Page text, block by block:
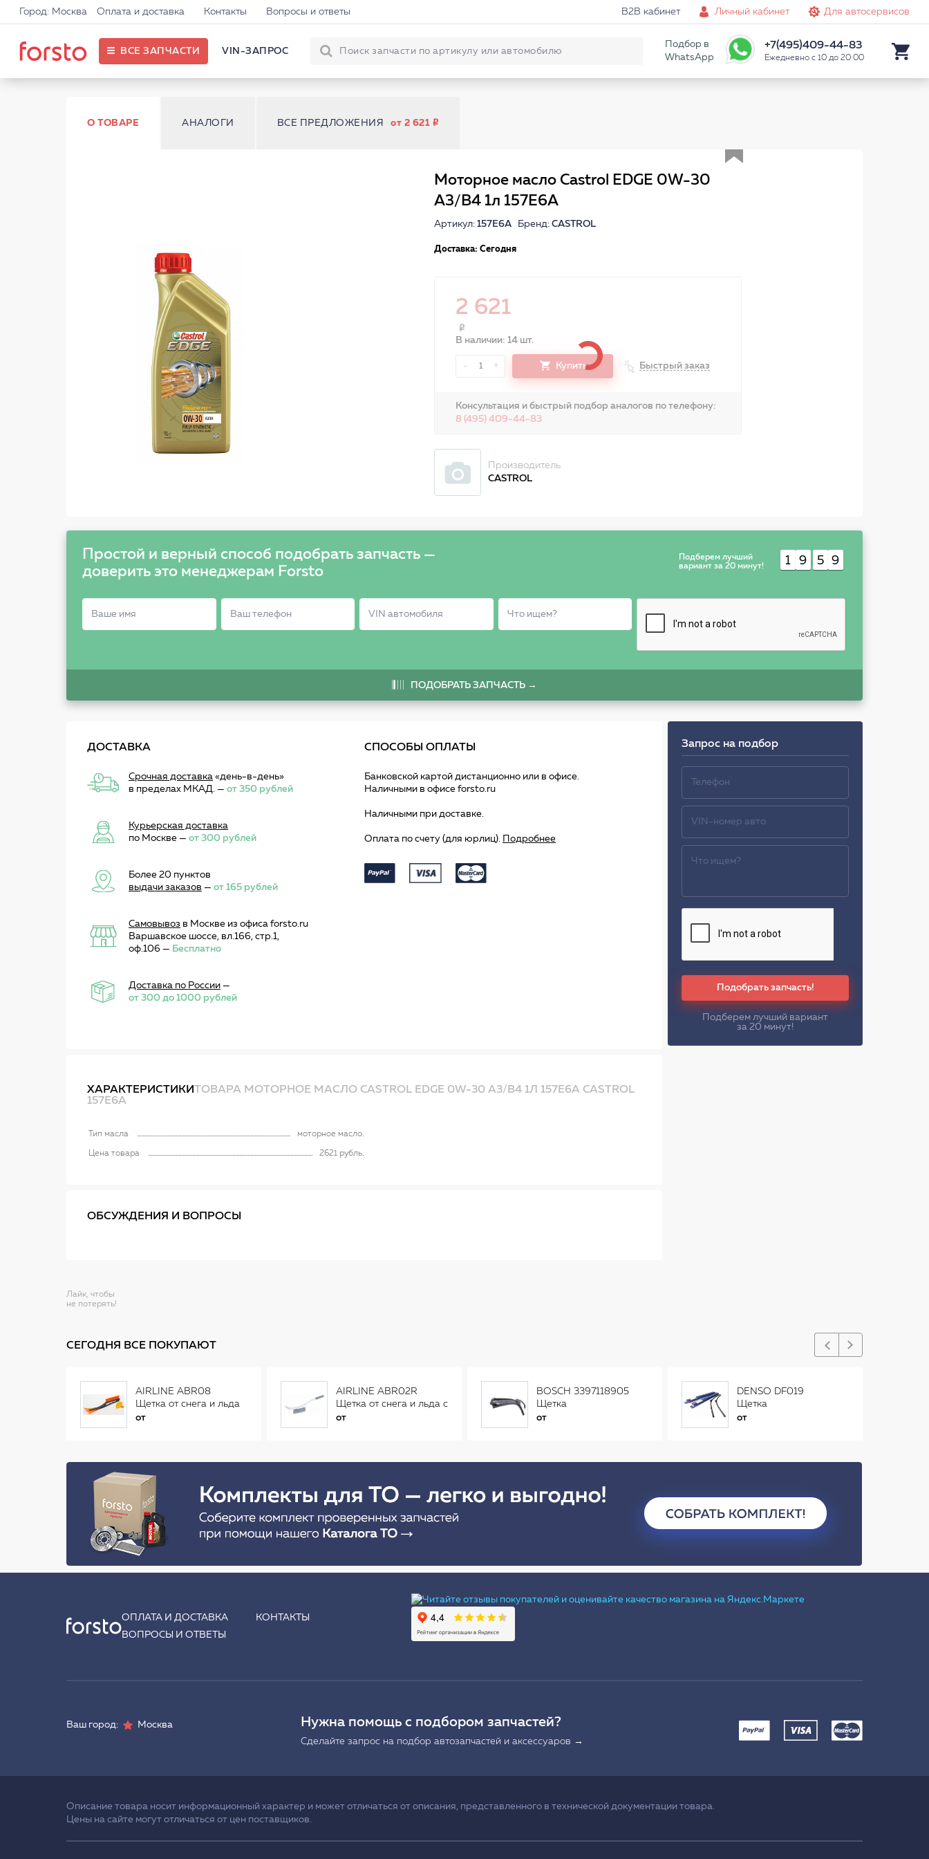
Город: Москва Оплата и доставка Контакты Вопросы и ответы B2B кабинет Личный кабинет Для автосервисов
ВСЕ ЗАПЧАСТИ VIN-ЗАПРОС
Подбор в
WhatsApp
+7(495)409-44-83
Ежедневно с 10 до 20:00
О ТОВАРЕ АНАЛОГИ ВСЕ ПРЕДЛОЖЕНИЯ от 2 621
Моторное масло Castrol EDGE 0W-30
A3/B4 1л 157E6A
Артикул: 157E6A Бренд: CASTROL
Доставка: Сегодня
2 621
В наличии: 14 шт.
- 1 + Купить Быстрый заказ
Консультация и быстрый подбор аналогов по телефону:
8 (495) 409-44-83
Производитель
CASTROL
Простой и верный способ подобрать запчасть —
доверить это менеджерам Forsto
Подберем лучший
вариант за 20 минут!
1 9 : 5 9
ПОДОБРАТЬ ЗАПЧАСТЬ →
ДОСТАВКА
Срочная доставка «день-в-день»
в пределах МКАД. — от 350 рублей
Курьерская доставка
по Москве — от 300 рублей
Более 20 пунктов
выдачи заказов — от 165 рублей
Самовывоз в Москве из офиса forsto.ru
Варшавское шоссе, вл.166, стр.1,
оф.106 — Бесплатно
Доставка по России —
от 300 до 1000 рублей
СПОСОБЫ ОПЛАТЫ
Банковской картой дистанционно или в офисе.
Наличными в офисе forsto.ru
Наличными при доставке.
Оплата по счету (для юрлиц). Подробнее
ХАРАКТЕРИСТИКИТОВАРА МОТОРНОЕ МАСЛО CASTROL EDGE 0W-30 A3/B4 1Л 157E6A CASTROL
157E6A
Тип масла моторное масло
Цена товара 2621 рубль
ОБСУЖДЕНИЯ И ВОПРОСЫ
Лайк, чтобы
не потерять!
Запрос на подбор
Подобрать запчасть!
Подберем лучший вариант
за 20 минут!
СЕГОДНЯ ВСЕ ПОКУПАЮТ
AIRLINE ABR08
Щетка от снега и льда
(34 см)
от
AIRLINE ABR02R
Щетка от снега и льда с
распушенной щетиной
от
BOSCH 3397118905
Щетка
стеклоочистителя
от
DENSO DF019
Щетка
стеклоочистителя
от
ОПЛАТА И ДОСТАВКА
КОНТАКТЫ
ВОПРОСЫ И ОТВЕТЫ
Ваш город: Москва Нужна помощь с подбором запчастей?
Сделайте запрос на подбор автозапчастей и аксессуаров →
Описание товара носит информационный характер и может отличаться от описания, представленного в технической документации товара.
Цены на сайте могут отличаться от цен поставщиков.